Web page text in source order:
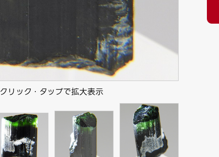
クリック・タップで拡大表示